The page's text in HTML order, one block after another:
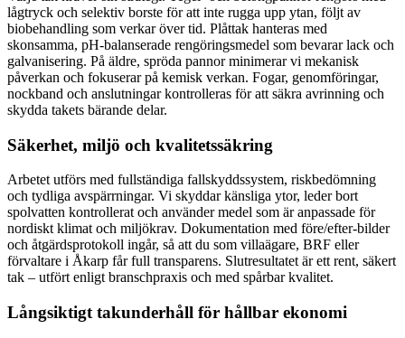
lågtryck och selektiv borste för att inte rugga upp ytan, följt av
biobehandling som verkar över tid. Plåttak hanteras med
skonsamma, pH-balanserade rengöringsmedel som bevarar lack och
galvanisering. På äldre, spröda pannor minimerar vi mekanisk
påverkan och fokuserar på kemisk verkan. Fogar, genomföringar,
nockband och anslutningar kontrolleras för att säkra avrinning och
skydda takets bärande delar.
Säkerhet, miljö och kvalitetssäkring
Arbetet utförs med fullständiga fallskyddssystem, riskbedömning
och tydliga avspärrningar. Vi skyddar känsliga ytor, leder bort
spolvatten kontrollerat och använder medel som är anpassade för
nordiskt klimat och miljökrav. Dokumentation med före/efter-bilder
och åtgärdsprotokoll ingår, så att du som villaägare, BRF eller
förvaltare i Åkarp får full transparens. Slutresultatet är ett rent, säkert
tak – utfört enligt branschpraxis och med spårbar kvalitet.
Långsiktigt takunderhåll för hållbar ekonomi